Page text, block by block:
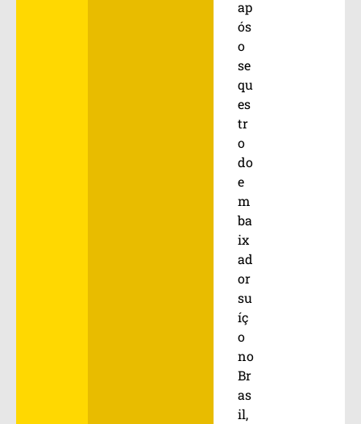
ap
ós
o
se
qu
es
tr
o
do
e
m
ba
ix
ad
or
su
íç
o
no
Br
as
il,